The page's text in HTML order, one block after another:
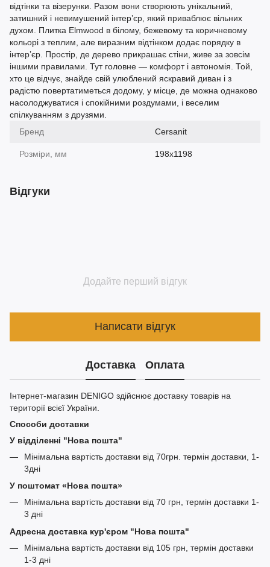
відтінки та візерунки. Разом вони створюють унікальний,
затишний і невимушений інтер’єр, який приваблює вільних
духом. Плитка Elmwood в білому, бежевому та коричневому
кольорі з теплим, але виразним відтінком додає порядку в
інтер’єр. Простір, де дерево прикрашає стіни, живе за зовсім
іншими правилами. Тут головне — комфорт і автономія. Той,
хто це відчує, знайде свій улюблений яскравий диван і з
радістю повертатиметься додому, у місце, де можна однаково
насолоджуватися і спокійними роздумами, і веселим
спілкуванням з друзями.
Бренд
Cersanit
Розміри, мм 198х1198
Відгуки
Додайте перший відгук
Написати відгук
Доставка Оплата
Інтернет-магазин DENIGO здійснює доставку товарів на
території всієї України.
Способи доставки
У відділенні "Нова пошта"
Мінімальна вартість доставки від 70грн. термін доставки, 1-
3дні
У поштомат «Нова пошта»
Мінімальна вартість доставки від 70 грн, термін доставки 1-
3 дні
Адресна доставка кур'єром "Нова пошта"
Мінімальна вартість доставки від 105 грн, термін доставки
1-3 дні